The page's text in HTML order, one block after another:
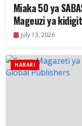
Miaka 50 ya
Mageuzi ya
July 13, 2026
HABARI